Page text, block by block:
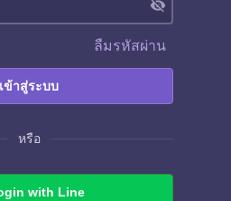
visibility_off
ลืมรหัสผ่าน
เข้าสู่ระบบ
หรือ
with Line